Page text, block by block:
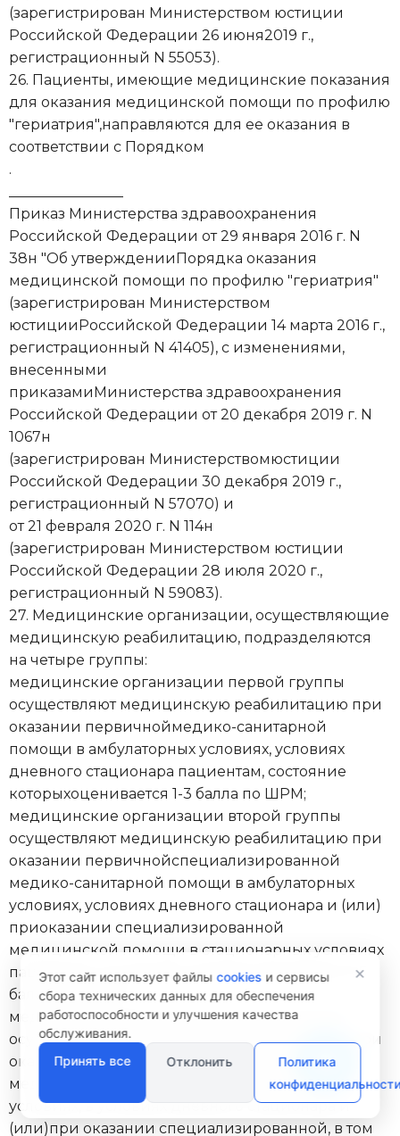
Менеджер сайта
Здравствуйте! Готов помочь
вам. Напишите мне, если у
вас появятся вопросы.
(зарегистрирован Министерством юстиции
Российской Федерации 26 июня2019 г.,
регистрационный N 55053).
26. Пациенты, имеющие медицинские показания
для оказания медицинской помощи по профилю
"гериатрия",направляются для ее оказания в
соответствии с Порядком
.
Приказ Министерства здравоохранения
Российской Федерации от 29 января 2016 г. N
38н "Об утвержденииПорядка оказания
медицинской помощи по профилю "гериатрия"
(зарегистрирован Министерством
юстицииРоссийской Федерации 14 марта 2016 г.,
регистрационный N 41405), с изменениями,
внесенными
приказамиМинистерства здравоохранения
Российской Федерации от 20 декабря 2019 г. N
1067н
(зарегистрирован Министерствомюстиции
Российской Федерации 30 декабря 2019 г.,
регистрационный N 57070) и
от 21 февраля 2020 г. N 114н
(зарегистрирован Министерством юстиции
Российской Федерации 28 июля 2020 г.,
регистрационный N 59083).
27. Медицинские организации, осуществляющие
медицинскую реабилитацию, подразделяются
на четыре группы:
медицинские организации первой группы
осуществляют медицинскую реабилитацию при
оказании первичноймедико-санитарной
помощи в амбулаторных условиях, условиях
дневного стационара пациентам, состояние
которыхоценивается 1-3 балла по ШРМ;
медицинские организации второй группы
осуществляют медицинскую реабилитацию при
оказании первичнойспециализированной
медико-санитарной помощи в амбулаторных
условиях, условиях дневного стационара и (или)
приоказании специализированной
медицинской помощи в стационарных условиях
пациентам, состояние которыхоценивается 2-5
баллов по ШРМ;
медицинские организации третьей группы
осуществляют медицинскую реабилитацию при
оказании первичнойспециализированной
медико-санитарной помощи в амбулаторных
условиях, в условиях дневного стационара и
(или)при оказании специализированной, в том
Этот сайт использует файлыcookies и сервисы
сбора технических данных для обеспечения
работоспособности и улучшения качества
обслуживания.
Принять все
Отклонить
Политика
конфиденциальности
×